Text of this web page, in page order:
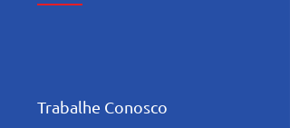
Trabalhe Conosco